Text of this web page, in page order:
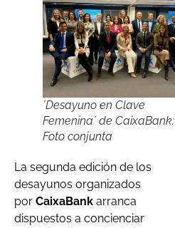
´Desayuno en Clave
Femenina´ de CaixaBank:
Foto conjunta
La segunda edición de los
desayunos organizados
por CaixaBank arranca
dispuestos a concienciar